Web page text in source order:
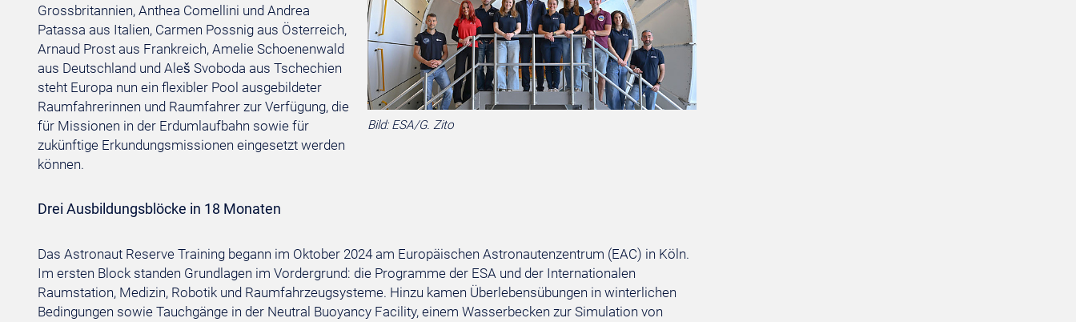
Bild: ESA/G. Zito
Grossbritannien, Anthea Comellini und Andrea
Patassa aus Italien, Carmen Possnig aus Österreich,
Arnaud Prost aus Frankreich, Amelie Schoenenwald
aus Deutschland und Aleš Svoboda aus Tschechien
steht Europa nun ein flexibler Pool ausgebildeter
Raumfahrerinnen und Raumfahrer zur Verfügung, die
für Missionen in der Erdumlaufbahn sowie für
zukünftige Erkundungsmissionen eingesetzt werden
können.
Drei Ausbildungsblöcke in 18 Monaten
Das Astronaut Reserve Training begann im Oktober 2024 am Europäischen Astronautenzentrum (EAC) in Köln.
Im ersten Block standen Grundlagen im Vordergrund: die Programme der ESA und der Internationalen
Raumstation, Medizin, Robotik und Raumfahrzeugsysteme. Hinzu kamen Überlebensübungen in winterlichen
Bedingungen sowie Tauchgänge in der Neutral Buoyancy Facility, einem Wasserbecken zur Simulation von